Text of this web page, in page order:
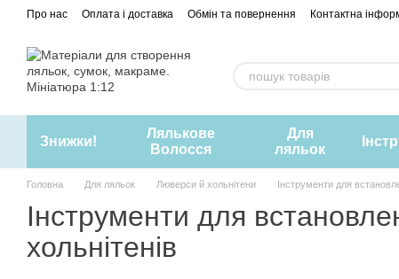
Перейти до основного контенту
Про нас Оплата і доставка Обмін та повернення Контактна
Знижки!
Лялькове
Волосся
Для
ляльок
Головна Для ляльок Люверси й хольнітени Інструменти для
Інструменти для
хольнітенів